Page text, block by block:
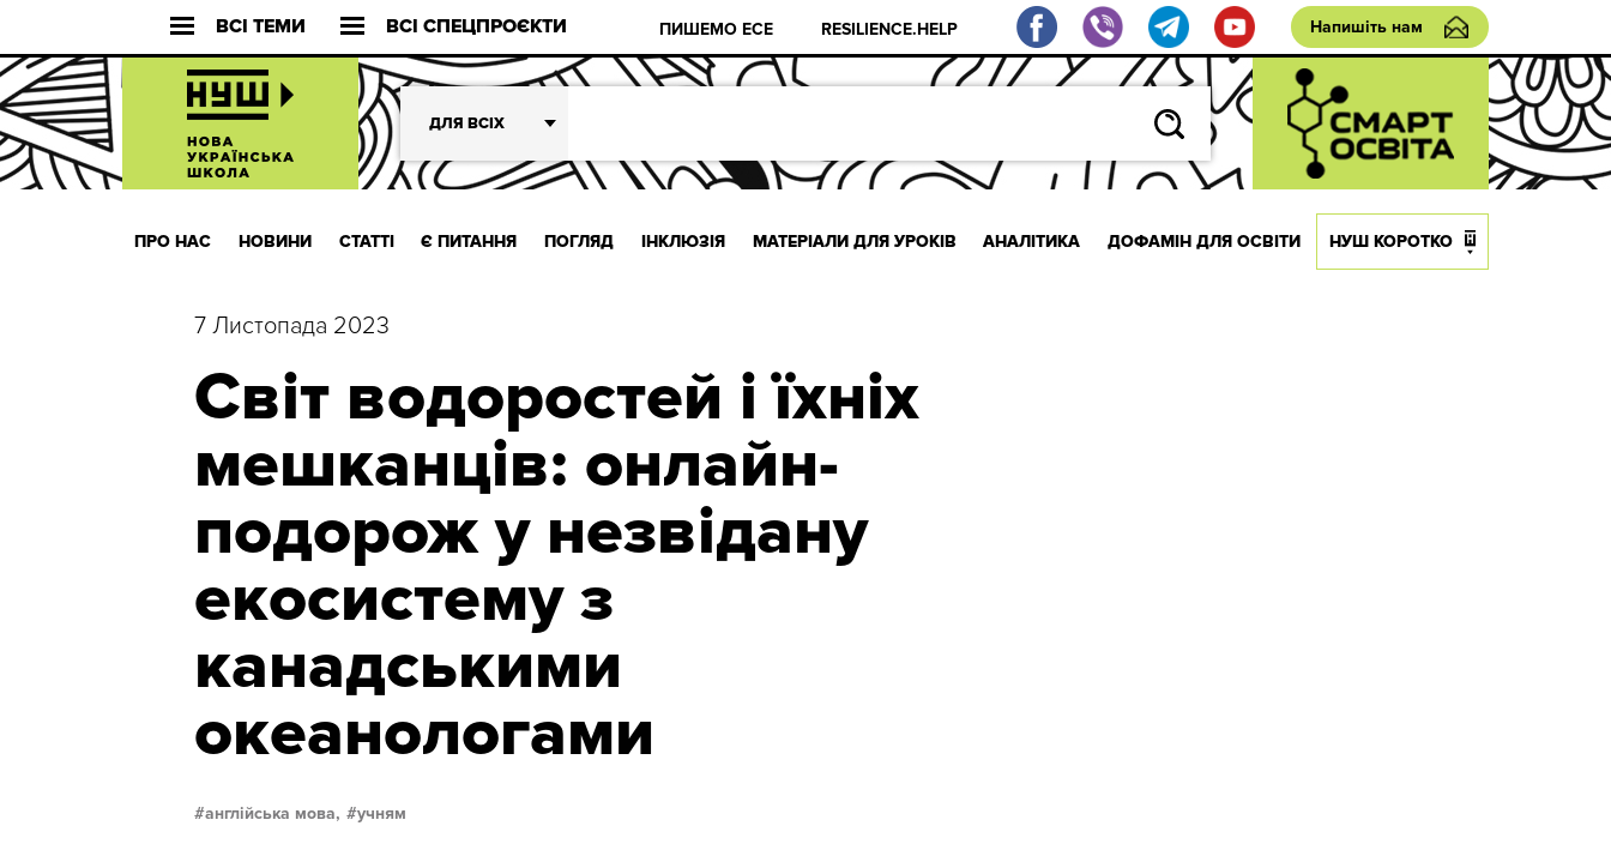
ВСІ ТЕМИ ВСІ СПЕЦПРОЄКТИ ПИШЕМО ЕСЕ RESILIENCE.HELP Напишіть нам
ДЛЯ ВСІХ
ПРО НАС НОВИНИ СТАТТІ Є ПИТАННЯ ПОГЛЯД ІНКЛЮЗІЯ МАТЕРІАЛИ ДЛЯ УРОКІВ АНАЛІТИКА ДОФАМІН ДЛЯ ОСВІТИ НУШ КОРОТКО
7 Листопада 2023
Світ водоростей і їхніх
мешканців: онлайн-
подорож у незвідану
екосистему з
канадськими
океанологами
англійська мова, учням